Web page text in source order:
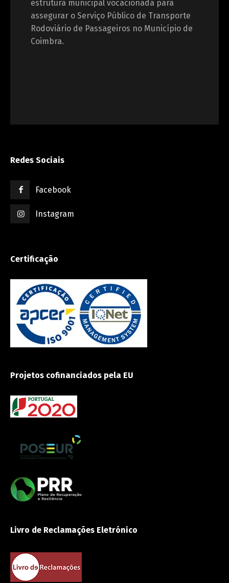
estrutura municipal vocacionada para
assegurar o Serviço Público de Transporte
Rodoviário de Passageiros no Município de
Coimbra.
Redes Sociais
Facebook
Instagram
Certificação
Projetos cofinanciados pela EU
Livro de Reclamações Eletrónico